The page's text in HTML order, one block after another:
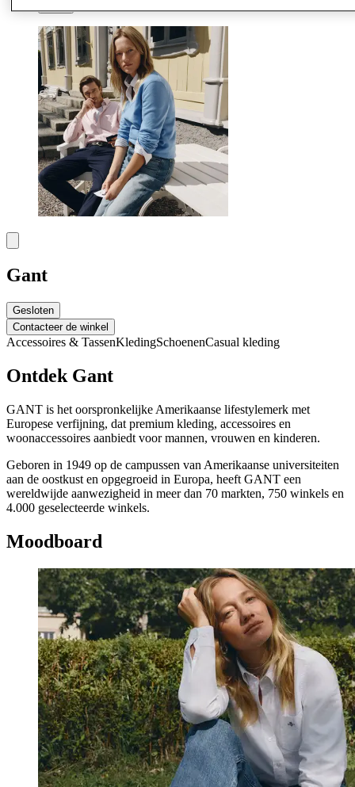
Gant
Gesloten
Contacteer de winkel
Accessoires & TassenKledingSchoenenCasual kleding
Ontdek Gant
GANT is het oorspronkelijke Amerikaanse lifestylemerk met
Europese verfijning, dat premium kleding, accessoires en
woonaccessoires aanbiedt voor mannen, vrouwen en kinderen.
Geboren in 1949 op de campussen van Amerikaanse universiteiten
aan de oostkust en opgegroeid in Europa, heeft GANT een
wereldwijde aanwezigheid in meer dan 70 markten, 750 winkels en
4.000 geselecteerde winkels.
Moodboard